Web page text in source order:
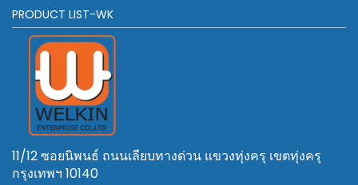
PRODUCT LIST-WK
11/12 ซอยนิพนธ์ ถนนเลียบทางด่วน แขวงทุ่งครุ เขตทุ่งครุ
กรุงเทพฯ 10140